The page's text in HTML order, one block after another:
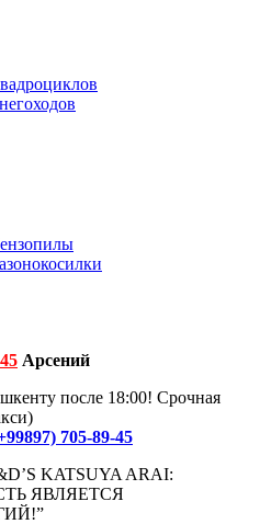
Арсений
после 18:00! Срочная
99897) 705-89-45
KATSUYA ARAI:
ЯВЛЯЕТСЯ